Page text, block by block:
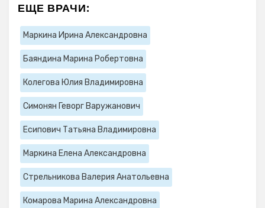
ЕЩЕ ВРАЧИ:
Маркина Ирина Александровна
Баяндина Марина Робертовна
Колегова Юлия Владимировна
Симонян Геворг Варужанович
Есипович Татьяна Владимировна
Маркина Елена Александровна
Стрельникова Валерия Анатольевна
Комарова Марина Александровна